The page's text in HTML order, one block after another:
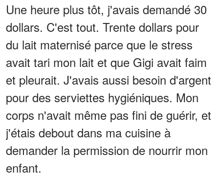
Une heure plus tôt, j'avais demandé 30
dollars. C'est tout. Trente dollars pour
du lait maternisé parce que le stress
avait tari mon lait et que Gigi avait faim
et pleurait. J'avais aussi besoin d'argent
pour des serviettes hygiéniques. Mon
corps n'avait même pas fini de guérir, et
j'étais debout dans ma cuisine à
demander la permission de nourrir mon
enfant.